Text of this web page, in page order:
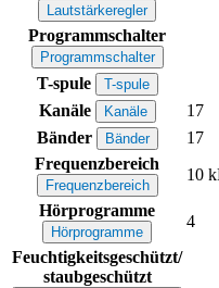
Lautstärkeregler
Programmschalter
Programmschalter
T-spule T-spule
Kanäle Kanäle 17
Bänder
Bänder 17
Frequenzbereich
Frequenzbereich
10
Hörprogramme
Hörprogramme
4
Feuchtigkeitsgeschützt/
staubgeschützt